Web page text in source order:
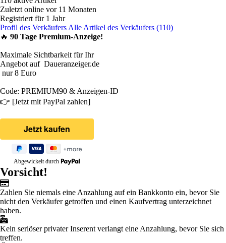
Zuletzt online vor 11 Monaten
Registriert für 1 Jahr
Profil des Verkäufers Alle Artikel des Verkäufers (110)
🔥 90 Tage Premium-Anzeige!
Maximale Sichtbarkeit für Ihr
Angebot auf Daueranzeiger.de
nur 8 Euro
Code: PREMIUM90 & Anzeigen-ID
👉 [Jetzt mit PayPal zahlen]
Abgewickelt durch
Vorsicht!
Zahlen Sie niemals eine Anzahlung auf ein Bankkonto ein, bevor Sie
nicht den Verkäufer getroffen und einen Kaufvertrag unterzeichnet
haben.
Kein seriöser privater Inserent verlangt eine Anzahlung, bevor Sie sich
treffen.